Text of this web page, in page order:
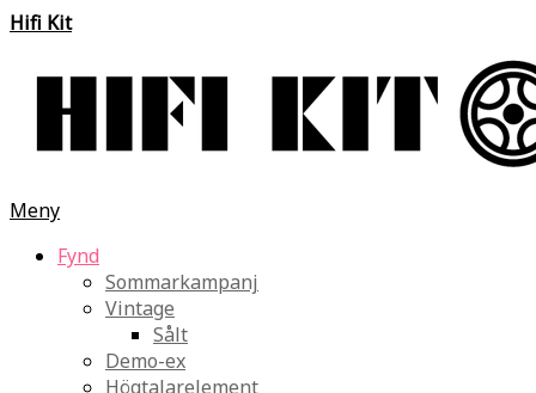
Hifi Kit
Meny
Fynd
Sommarkampanj
Vintage
Sålt
Demo-ex
Högtalarelement